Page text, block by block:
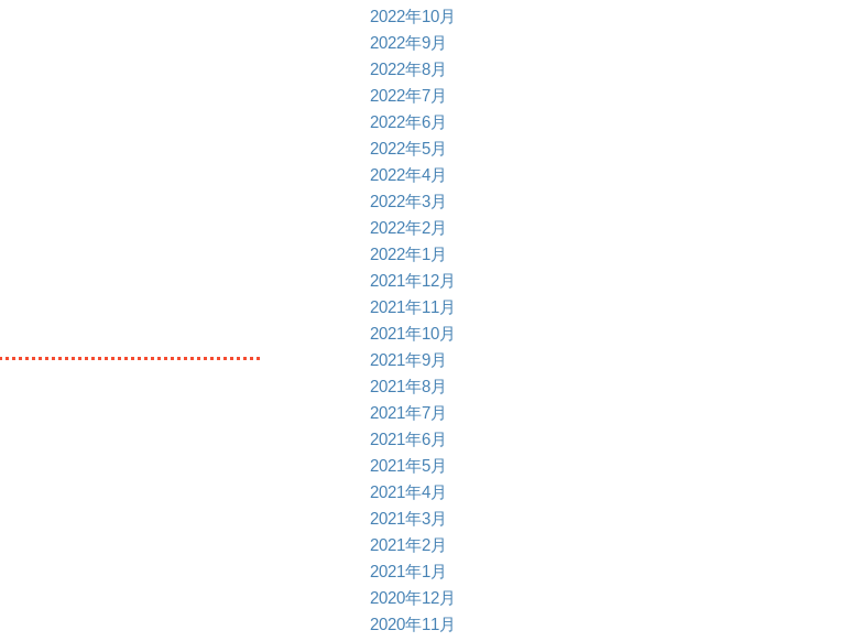
2022年10月
2022年9月
2022年8月
2022年7月
2022年6月
2022年5月
2022年4月
2022年3月
2022年2月
2022年1月
2021年12月
2021年11月
2021年10月
2021年9月
2021年8月
2021年7月
2021年6月
2021年5月
2021年4月
2021年3月
2021年2月
2021年1月
2020年12月
2020年11月